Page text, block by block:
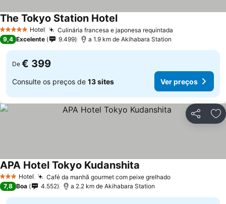
5 Estrelas Hotel Culinária francesa e japonesa requintada
The Tokyo Station Hotel
9,4 Excelente 9.499 a 1.9 km de Akihabara Station
De € 399
Consulte os preços de 13 sites Ver preços
Partilhar
3 EstrelasHotel Café da manhã gourmet com peixe grelhado
APA Hotel Tokyo Kudanshita
7,8 Boa 4.552 a 2.2 km de Akihabara Station